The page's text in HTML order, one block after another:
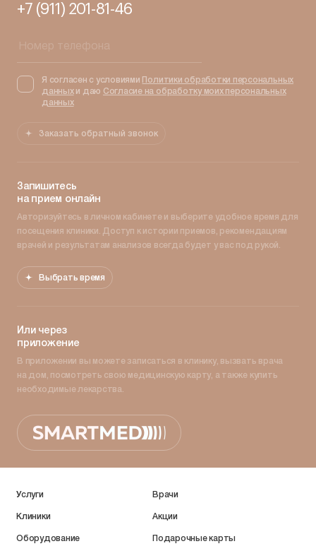
+7 (911) 201-81-46
Я согласен с условиями Политики обработки персональных
данныхи даю Согласие на обработку моих персональных
данных
Заказать обратный звонок
Запишитесь
на прием онлайн
Авторизуйтесь в личном кабинете и выберите удобное время для
посещения клиники. Доступ к истории приемов, рекомендациям
врачей и результатам анализов всегда будет у вас под рукой.
Выбрать время
Или через
приложение
В приложении вы можете записаться в клинику, вызвать врача
на дом, посмотреть свою медицинскую карту, а также купить
необходимые лекарства.
Услуги Врачи
Клиники Акции
Оборудование Подарочные карты